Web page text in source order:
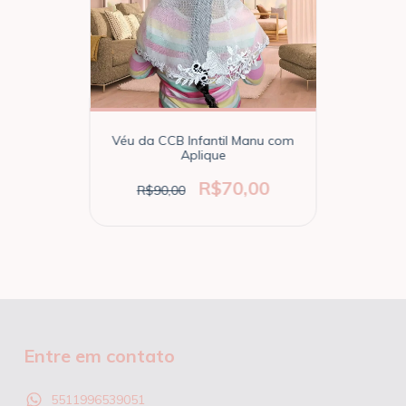
Véu da CCB Infantil Manu com
Aplique
R$90,00 R$70,00
Entre em contato
5511996539051